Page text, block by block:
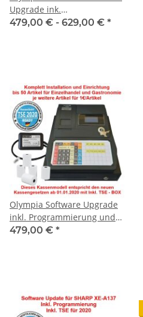
Upgrade ink.
Programmierung mit neue
479,00 € - 629,00 € *
Olympia Software Upgrade
inkl. Programmierung und
neue TSE
479,00 € *